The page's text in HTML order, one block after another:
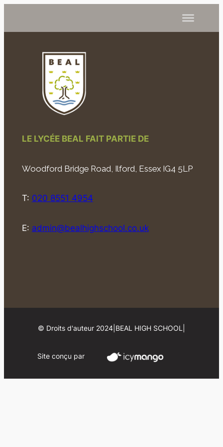
LE LYCÉE BEAL FAIT PARTIE DE
Woodford Bridge Road, Ilford, Essex IG4 5LP
T: 020 8551 4954
E: admin@bealhighschool.co.uk
© Droits d'auteur 2024 BEAL HIGH SCHOOL
Site conçu par